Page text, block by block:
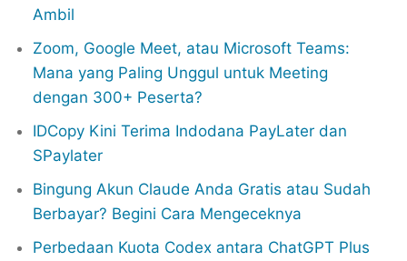
Ambil
Zoom, Google Meet, atau Microsoft Teams:
Mana yang Paling Unggul untuk Meeting
dengan 300+ Peserta?
IDCopy Kini Terima Indodana PayLater dan
SPaylater
Bingung Akun Claude Anda Gratis atau Sudah
Berbayar? Begini Cara Mengeceknya
Perbedaan Kuota Codex antara ChatGPT Plus